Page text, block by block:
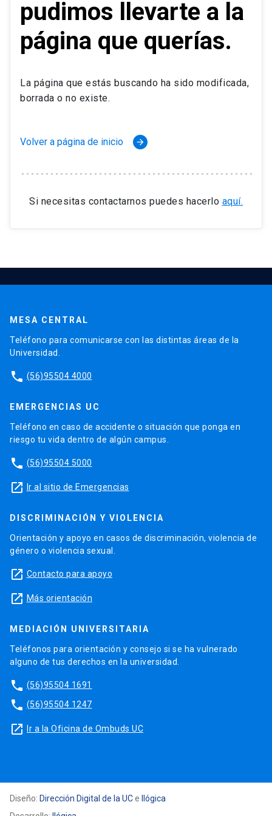
pudimos llevarte a la
página que querías.
La página que estás buscando ha sido modificada,
borrada o no existe.
Volver a página de inicio arrow_forward
Si necesitas contactarnos puedes hacerlo aquí.
MESA CENTRAL
Teléfono para comunicarse con las distintas áreas de la
Universidad.
phone (56)95504 4000
EMERGENCIAS UC
Teléfono en caso de accidente o situación que ponga en
riesgo tu vida dentro de algún campus.
phone (56)95504 5000
launch Ir al sitio de Emergencias
DISCRIMINACIÓN Y VIOLENCIA
Orientación y apoyo en casos de discriminación, violencia de
género o violencia sexual.
launch Contacto para apoyo
launch Más orientación
MEDIACIÓN UNIVERSITARIA
Teléfonos para orientación y consejo si se ha vulnerado
alguno de tus derechos en la universidad.
phone (56)95504 1691
phone (56)95504 1247
launch Ir a la Oficina de Ombuds UC
Diseño: Dirección Digital de la UCe
Ilógica